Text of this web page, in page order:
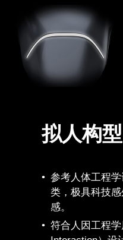
拟人构
参考人体工程
类，极具科技
感。
符合人因工程